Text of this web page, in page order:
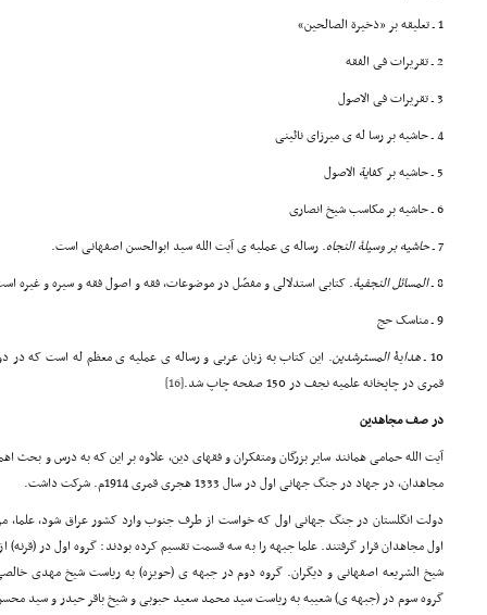
1 ـ تعلیقه بر «ذخیرة الصالحین»
2 ـ تقریرات فی الفقه
3 ـ تقریرات فی الاصول
4 ـ حاشیه بر رسا له ی میرزای نائینی
5 ـ حاشیه بر کفا
یة الاصول
6 ـ حاشیه بر مکاسب شیخ انصاری
7 ـ حاشیه بر وسیلۀ النجاه. رساله ی عملیه ی آیت الله سید ابوالحسن اصفهانی است.
8 ـ المسائلالنجفیۀ. کتابی استدلالی و مفصّل در موضوعات، فقه و اصول فقه و سیره و غیره
9 ـ مناسک حج
10 ـ هدایۀالمسترشدین
قمری در چاپخانه علمیه نجف در 150 صفحه چاپ شد.
[16]
در صف مجاهدین
آیت الله حمامی همانند سایر بزرگان ومتفکران و فقهای دین، علاوه بر این که به درس و
مجاهدان، در جهاد در جنگ جهانی اول در سال 1333 هجری قمری 1914م. شرکت داشت.
دولت انگلستان در جنگ جهانی اول که خواست از طرف جنوب وارد کشور عراق شود، علما،
اول مجاهدان قرار گرفتند. علما جبهه را به سه قسمت تقسیم کرده بودند: گروه اول در
شیخ الشریعه اصفهانی و دیگران. گروه دوم در جبهه ی (حویزه) به ریاست شیخ مهدی
گروه سوم در (جبهه ی) شعیبه به ریاست سید محمد سعید حبوبی و شیخ باقر حیدر و سید